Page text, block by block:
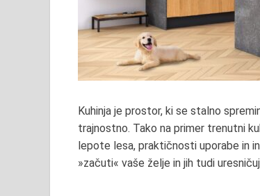
Kuhinja je prostor, ki se stalno
trajnostno. Tako na primer trenutni
lepote lesa, praktičnosti uporabe in
»začuti« vaše želje in jih tudi